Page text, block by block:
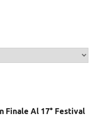
Finale Al 17° Festival